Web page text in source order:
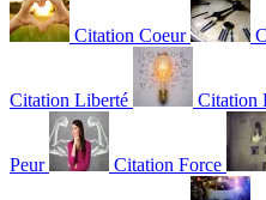
Citation Coeur
Citation Liberté Citation
Peur Citation Force